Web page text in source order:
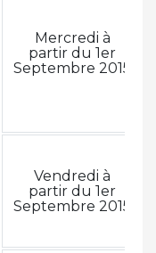
Mercredi à
partir du 1er
Septembre 2015
Vendredi à
partir du 1er
Septembre 2015